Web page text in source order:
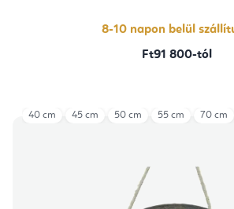
8-10 napon belül
Ft91 800-tól
40 cm 45 cm 50 cm 55 cm 70 cm